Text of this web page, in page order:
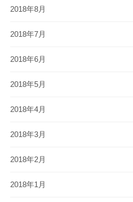
2018年8月
2018年7月
2018年6月
2018年5月
2018年4月
2018年3月
2018年2月
2018年1月